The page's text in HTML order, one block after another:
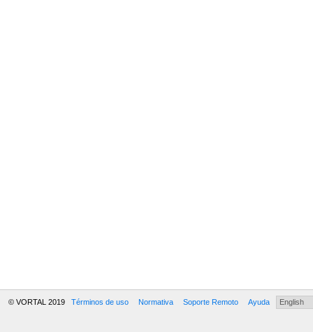
© VORTAL 2019 Términos de uso Normativa Soporte Remoto Ayuda